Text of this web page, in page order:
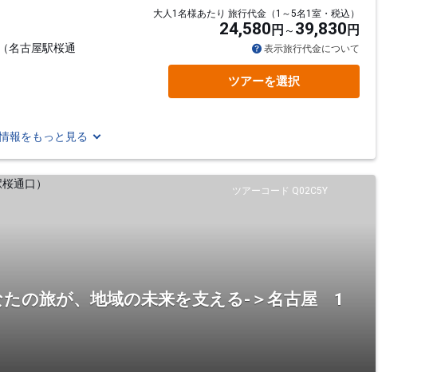
名古屋駅桜通
大人1名様あたり 旅行代金（1～5名1室・税込）
24,580 円 39,830 円
表示旅行代金について
ツアーを選択
報をもっと見る
ツアーコード Q02C5Y
たの旅が、地域の未来を支える-＞名古屋 1